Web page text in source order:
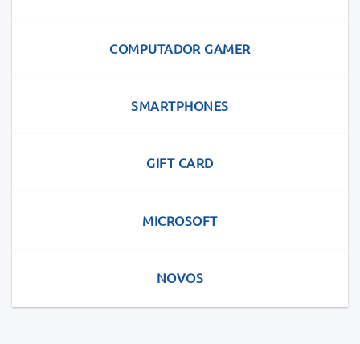
COMPUTADOR GAMER
SMARTPHONES
GIFT CARD
MICROSOFT
NOVOS